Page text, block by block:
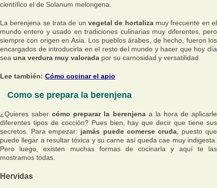
científico el de Solanum melongena
La berenjena se trata de un vegetal de hortalizamuy frecuente en el
mundo entero y usado en tradiciones culinarias muy diferentes, pero
siempre con origen en Asia. Los pueblos árabes, de hecho, fueron los
encargados de introducirla en el resto del mundo y hacer que hoy día
sea una verdura muy valorada por su carnosidad y versatilidad.
Lee también: Cómo cocinar el apio
Como se prepara la berenjena
¿Quieres sabercómo preparar la berenjenaa la hora de aplicarle
diferentes tipos de cocción? Pues bien, hay que decir que tiene sus
secretos. Para empezar: jamás puede comerse cruda, puesto que
puede llegar a resultar tóxica y su carne así queda cae muy indigesta.
Pero luego, existen muchas formas de cocinarla y aquí te las
mostramos todas.
Hervidas